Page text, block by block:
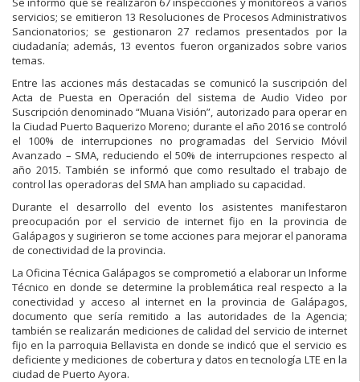
servicios; se emitieron 13 Resoluciones de Procesos Administrativos
Sancionatorios; se gestionaron 27 reclamos presentados por la
ciudadanía; además, 13 eventos fueron organizados sobre varios
temas.
Entre las acciones más destacadas se comunicó la suscripción del
Acta de Puesta en Operación del sistema de Audio Video por
Suscripción denominado “Muana Visión”, autorizado para operar en
la Ciudad Puerto Baquerizo Moreno; durante el año 2016 se controló
el 100% de interrupciones no programadas del Servicio Móvil
Avanzado – SMA, reduciendo el 50% de interrupciones respecto al
año 2015. También se informó que como resultado el trabajo de
control las operadoras del SMA han ampliado su capacidad.
Durante el desarrollo del evento los asistentes manifestaron
preocupación por el servicio de internet fijo en la provincia de
Galápagos y sugirieron se tome acciones para mejorar el panorama
de conectividad de la provincia.
La Oficina Técnica Galápagos se comprometió a elaborar un Informe
Técnico en donde se determine la problemática real respecto a la
conectividad y acceso al internet en la provincia de Galápagos,
documento que sería remitido a las autoridades de la Agencia;
también se realizarán mediciones de calidad del servicio de internet
fijo en la parroquia Bellavista en donde se indicó que el servicio es
deficiente y mediciones de cobertura y datos en tecnología LTE en la
ciudad de Puerto Ayora.